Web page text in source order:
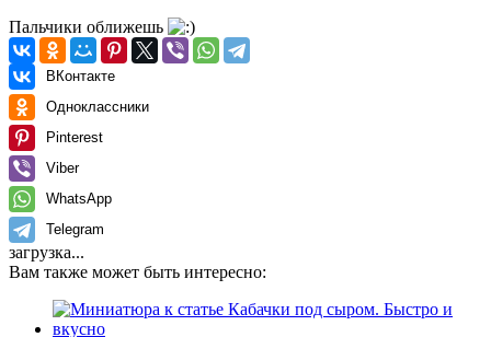
Пальчики оближешь
ВКонтакте
Одноклассники
Pinterest
Viber
WhatsApp
Telegram
загрузка...
Вам также может быть интересно: